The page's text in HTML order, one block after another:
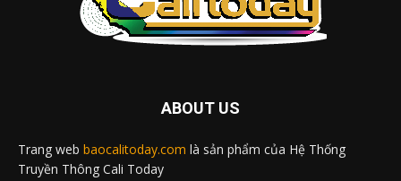
ABOUT US
Trang web baocalitoday.com là sản phẩm của Hệ Thống
Truyền Thông Cali Today